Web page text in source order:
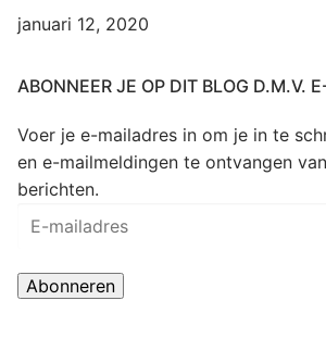
januari 12, 2020
ABONNEER JE OP DIT BLOG D.M.V.
Voer je e-mailadres in om je in te
en e-mailmeldingen te ontvangen
berichten.
E-
Abonneren